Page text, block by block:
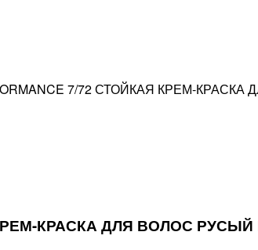
7/72 СТОЙКАЯ КРЕМ-
КРЕМ-КРАСКА ДЛЯ ВОЛОС